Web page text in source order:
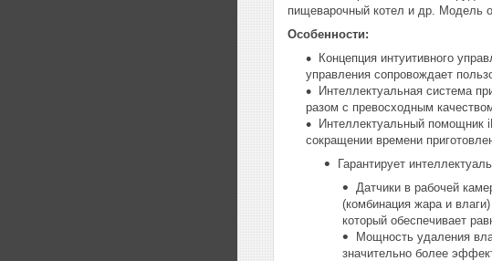
пищеварочный котел и др. Модель
Особенности:
Концепция интуитивного
управления сопровождает
Интеллектуальная система
разом с превосходным
Интеллектуальный помощник
сокращении времени
Гарантирует
Датчики в рабочей
(комбинация жара и
который обеспечивает
Мощность удаления
значительно более